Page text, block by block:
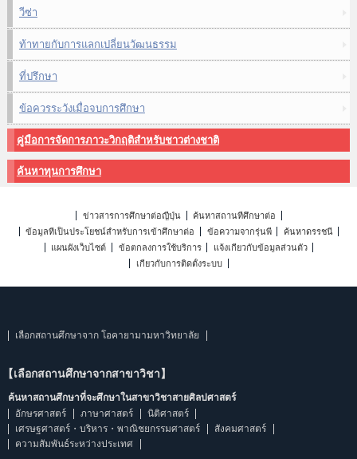
วีซ่า
ท้าทายกับการแลกเปลี่ยนวัฒนธรรม
ที่ปรึกษา
ข้อควรระวังเมื่อจบการศึกษา
คู่มือการจัดการภาวะวิกฤติสำหรับชาวต่างชาติ
ค้นหาทุนการศึกษา
ข่าวสารการศึกษาต่อญี่ปุ่น
ค้นหาสถานที่ศึกษาต่อ
ข้อมูลที่เป็นประโยชน์สำหรับการเข้าศึกษาต่อ
ข้อความจากรุ่นพี่
ค้นหาดรรชนี
แผนผังเว็บไซต์
ข้อตกลงการใช้บริการ
แจ้งเกี่ยวกับข้อมูลส่วนตัว
เกี่ยวกับการติดตั้งระบบ
เลือกสถานศึกษาจาก โอคายามามหาวิทยาลัย
【เลือกสถานศึกษาจากสาขาวิชา】
ค้นหาสถานศึกษาที่จะศึกษาในสาขาวิชาสายศิลปศาสตร์
อักษรศาสตร์
ภาษาศาสตร์
นิติศาสตร์
เศรษฐศาสตร์・บริหาร・พาณิชยกรรมศาสตร์
สังคมศาสตร์
ความสัมพันธ์ระหว่างประเทศ